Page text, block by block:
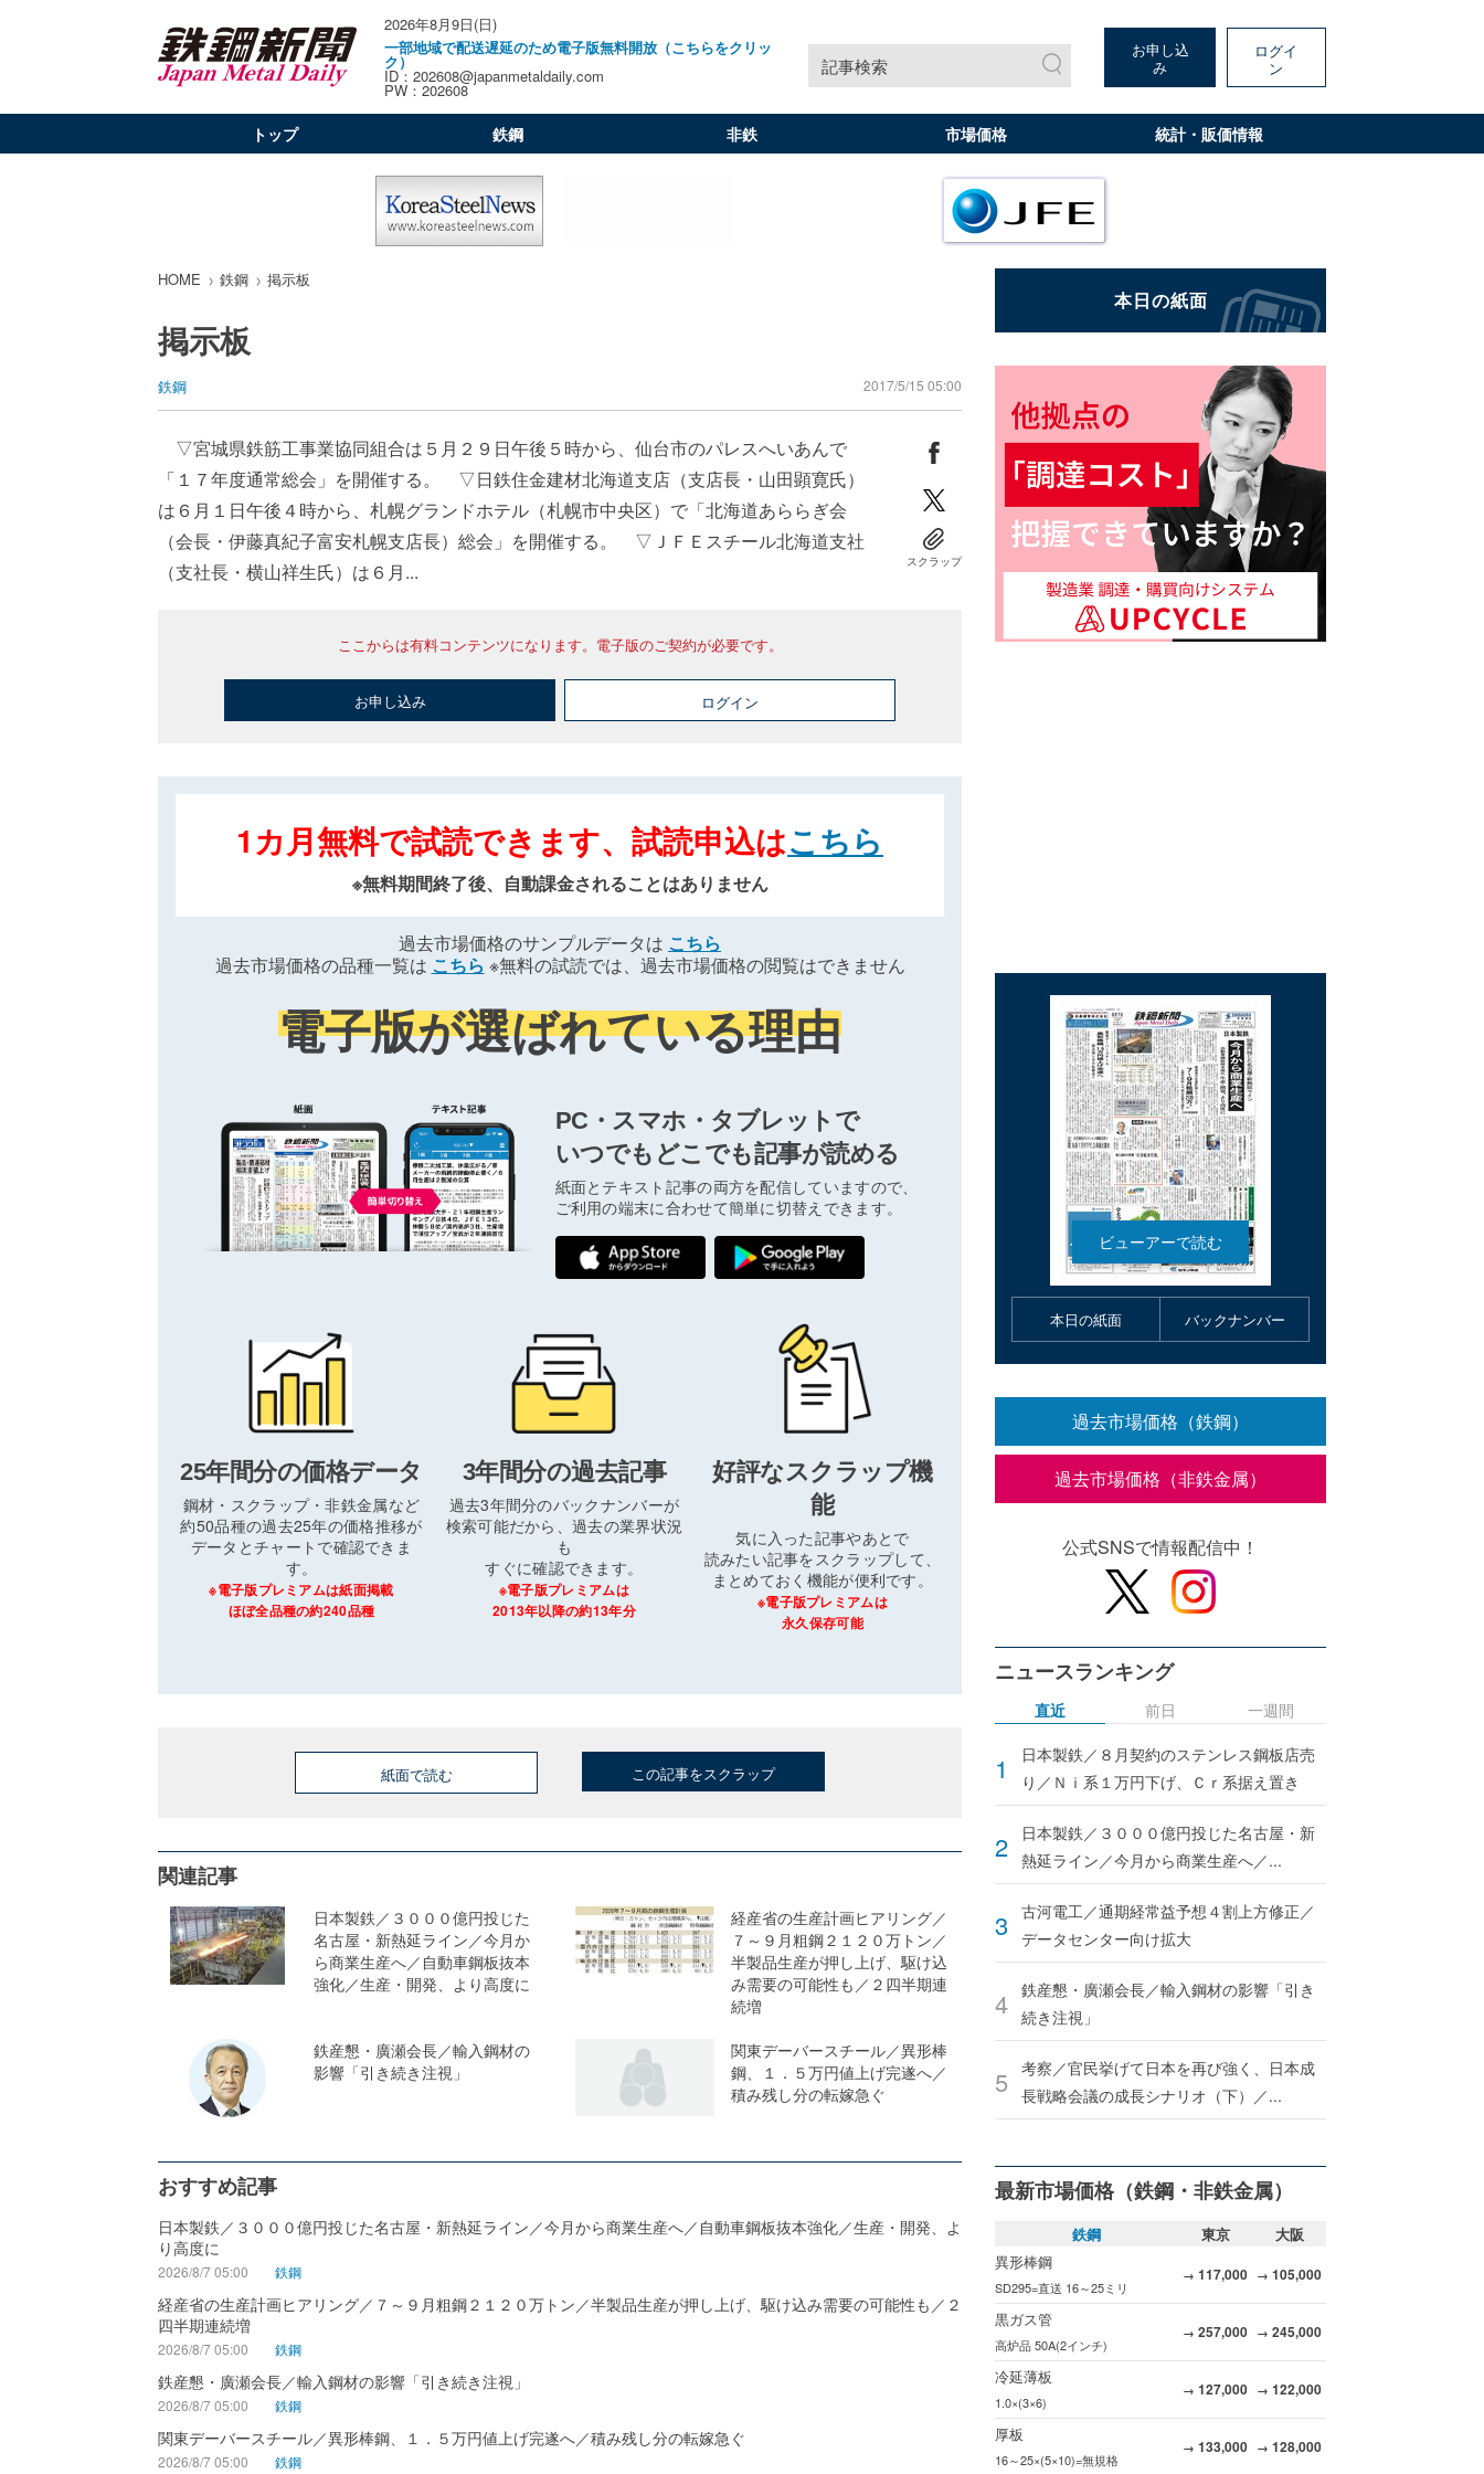
2026年8月9日(日)
一部地域で配送遅延のため電子版無料開放（こちらをクリッ
ク）
ID：202608@japanmetaldaily.com
PW：202608
記事検索
お申し込
み
ログイ
ン
トップ 鉄鋼 非鉄 市場価格 統計・販価情報
HOME 鉄鋼 掲示板
掲示板
鉄鋼 2017/5/15 05:00
▽宮城県鉄筋工事業協同組合は５月２９日午後５時から、仙台市のパレスへいあんで
「１７年度通常総会」を開催する。 ▽日鉄住金建材北海道支店（支店長・山田顕寛氏）
は６月１日午後４時から、札幌グランドホテル（札幌市中央区）で「北海道あららぎ会
（会長・伊藤真紀子富安札幌支店長）総会」を開催する。 ▽ＪＦＥスチール北海道支社
（支社長・横山祥生氏）は６月...
スクラップ
ここからは有料コンテンツになります。電子版のご契約が必要です。
お申し込み ログイン
1カ月無料で試読できます、試読申込はこちら
※無料期間終了後、自動課金されることはありません
過去市場価格のサンプルデータは こちら
過去市場価格の品種一覧は こちら ※無料の試読では、過去市場価格の閲覧はできません
電子版が選ばれている理由
PC・スマホ・タブレットで
いつでもどこでも記事が読める
紙面とテキスト記事の両方を配信していますので、
ご利用の端末に合わせて簡単に切替えできます。
25年間分の価格データ
鋼材・スクラップ・非鉄金属など
約50品種の過去25年の価格推移が
データとチャートで確認できま
す。
※電子版プレミアムは紙面掲載
ほぼ全品種の約240品種
3年間分の過去記事
過去3年間分のバックナンバーが
検索可能だから、過去の業界状況
も
すぐに確認できます。
※電子版プレミアムは
2013年以降の約13年分
好評なスクラップ機
能
気に入った記事やあとで
読みたい記事をスクラップして、
まとめておく機能が便利です。
※電子版プレミアムは
永久保存可能
紙面で読む この記事をスクラップ
関連記事
日本製鉄／３０００億円投じた
名古屋・新熱延ライン／今月か
ら商業生産へ／自動車鋼板抜本
強化／生産・開発、より高度に
経産省の生産計画ヒアリング／
７～９月粗鋼２１２０万トン／
半製品生産が押し上げ、駆け込
み需要の可能性も／２四半期連
続増
鉄産懇・廣瀬会長／輸入鋼材の
影響「引き続き注視」
関東デーバースチール／異形棒
鋼、１．５万円値上げ完遂へ／
積み残し分の転嫁急ぐ
おすすめ記事
日本製鉄／３０００億円投じた名古屋・新熱延ライン／今月から商業生産へ／自動車鋼板抜本強化／生産・開発、よ
り高度に
2026/8/7 05:00 鉄鋼
経産省の生産計画ヒアリング／７～９月粗鋼２１２０万トン／半製品生産が押し上げ、駆け込み需要の可能性も／２
四半期連続増
2026/8/7 05:00 鉄鋼
鉄産懇・廣瀬会長／輸入鋼材の影響「引き続き注視」
2026/8/7 05:00 鉄鋼
関東デーバースチール／異形棒鋼、１．５万円値上げ完遂へ／積み残し分の転嫁急ぐ
2026/8/7 05:00 鉄鋼
本日の紙面 バックナンバー
過去市場価格（鉄鋼）
過去市場価格（非鉄金属）
公式SNSで情報配信中！
ニュースランキング
直近
日本製鉄／８月契約のステンレス鋼板店売
り／Ｎｉ系１万円下げ、Ｃｒ系据え置き
日本製鉄／３０００億円投じた名古屋・新
熱延ライン／今月から商業生産へ／...
古河電工／通期経常益予想４割上方修正／
データセンター向け拡大
鉄産懇・廣瀬会長／輸入鋼材の影響「引き
続き注視」
考察／官民挙げて日本を再び強く、日本成
長戦略会議の成長シナリオ（下）／...
前日 一週間
最新市場価格（鉄鋼・非鉄金属）
鉄鋼 東京
大阪
異形棒鋼
SD295=直送 16～25ミリ
→ 117,000 → 105,000
黒ガス管
高炉品 50A(2インチ)
→ 257,000 → 245,000
冷延薄板
1.0×(3×6)
→ 127,000 → 122,000
厚板
16～25×(5×10)=無規格
→ 133,000 → 128,000